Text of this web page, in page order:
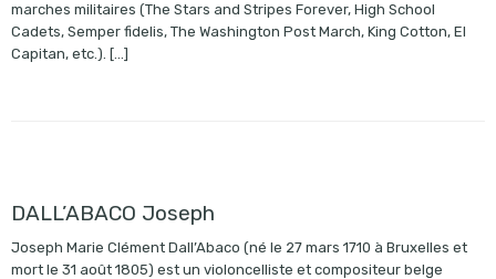
marches militaires (The Stars and Stripes Forever, High School
Cadets, Semper fidelis, The Washington Post March, King Cotton, El
Capitan, etc.). […]
DALL’ABACO Joseph
Joseph Marie Clément Dall’Abaco (né le 27 mars 1710 à Bruxelles et
mort le 31 août 1805) est un violoncelliste et compositeur belge